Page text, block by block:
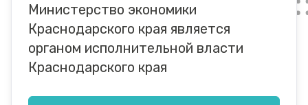
Министерство экономики
Краснодарского края является
органом исполнительной власти
Краснодарского края